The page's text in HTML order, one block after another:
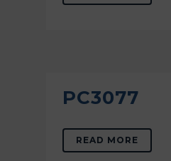
PC3077
READ MORE